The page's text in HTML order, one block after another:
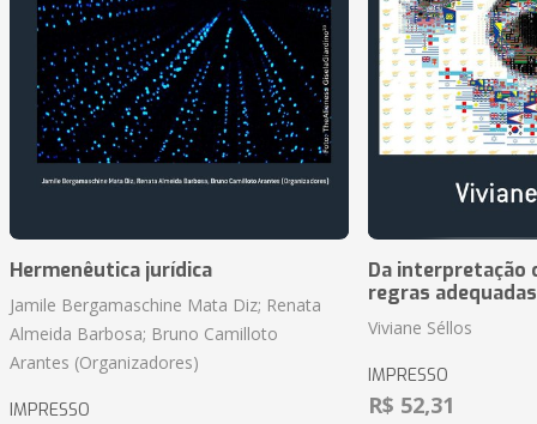
Hermenêutica jurídica
Jamile Bergamaschine Mata Diz; Renata
Almeida Barbosa; Bruno Camilloto
Arantes (Organizadores)
IMPRESSO
Da interpretação
regras
Viviane Séllos
IMPRESSO
R$ 52,31